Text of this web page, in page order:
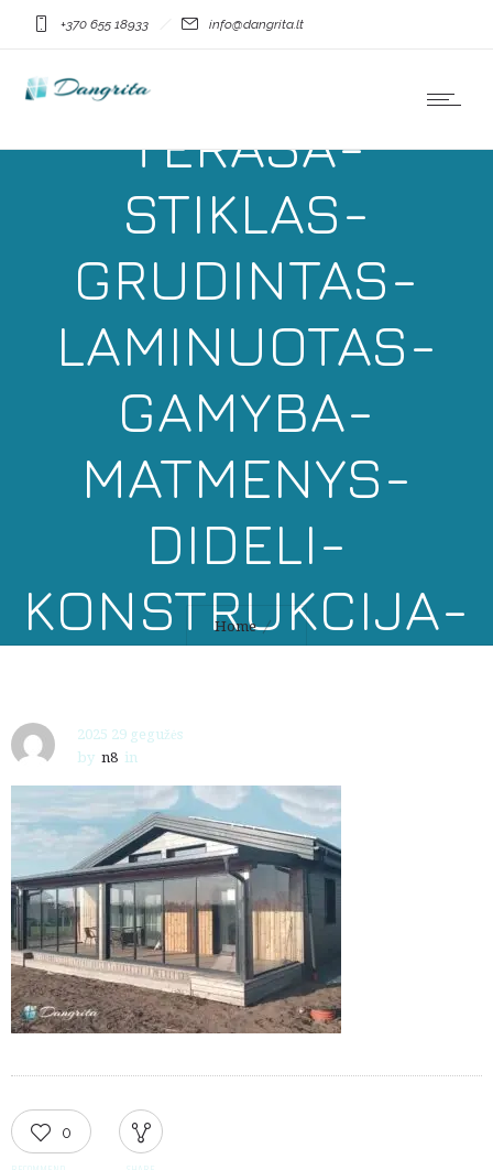
+370 655 18933 info@dangrita.lt
DANGRITA-
TERASA-
STIKLAS-
GRUDINTAS-
LAMINUOTAS-
GAMYBA-
MATMENYS-
DIDELI-
KONSTRUKCIJA-
Home
2025 29 gegužės
by n8 in
0